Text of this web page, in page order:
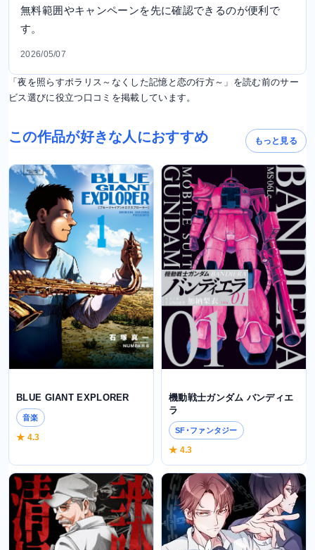
無料範囲やキャンペーンを先に確認できるのが便利で
す。
2026/05/07
「夜を照らすポラリス～なくした記憶と恋の行方～」を読む前のサー
ビス選びに役立つ口コミを掲載しています。
この作品が好きな人におすすめ もっと見る
BLUE GIANT EXPLORER
音楽
★ 4.3
機動戦士ガンダム バンディエ
ラ
SF･ファンタジー
★ 4.3